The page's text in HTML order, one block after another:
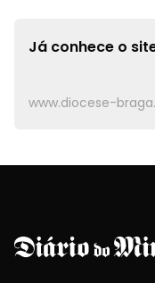
Já conhece o
www.diocese-